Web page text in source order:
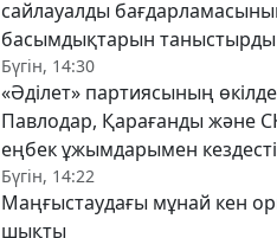
сайлауалды
басымдықтарын таныстырды
Бүгін, 14:30
«Әділет» партиясының
Павлодар, Қарағанды және
еңбек ұжымдарымен кездесті
Бүгін, 14:22
Маңғыстаудағы мұнай кен
шықты